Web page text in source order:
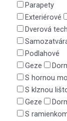
Parapety
Exteriérové
Dverová
Podlahové
Geze
S hornou
S klznou
Geze
S